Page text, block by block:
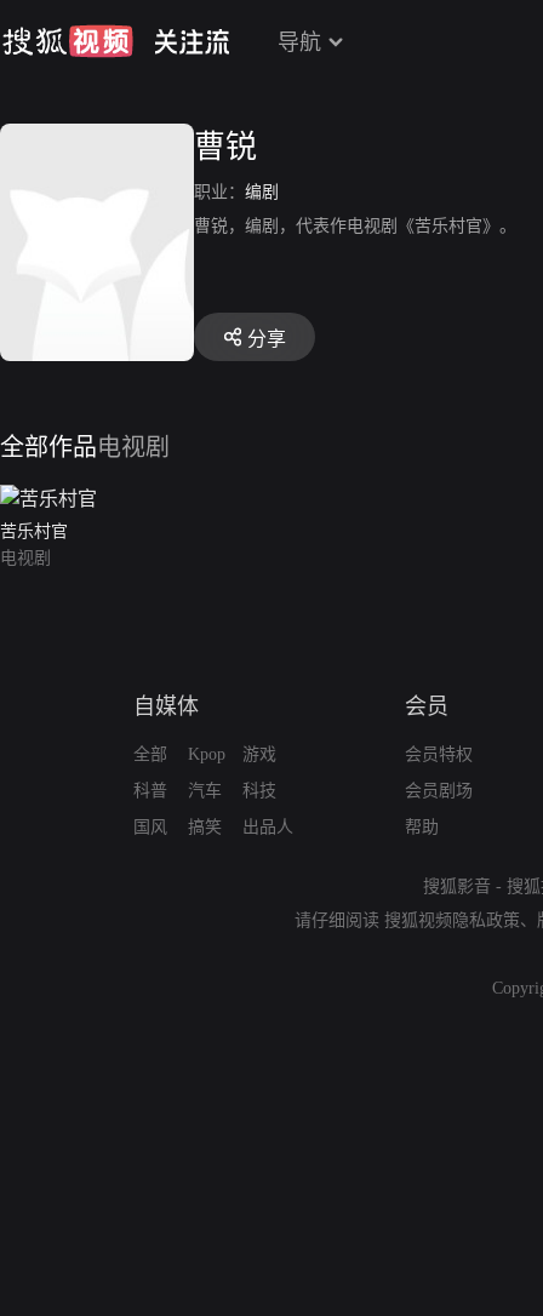
导航
曹锐
职业： 编剧
曹锐，编剧，代表作电视剧《苦乐村官》。
分享
全部作品电视剧
苦乐村官
电视剧
自媒体
全部
科普
国风
Kpop
汽车
搞笑
游戏
科技
出品人
会员
会员特权
会员剧场
帮助
搜狐影音 - 搜
请仔细阅读 搜狐视频隐私政策、